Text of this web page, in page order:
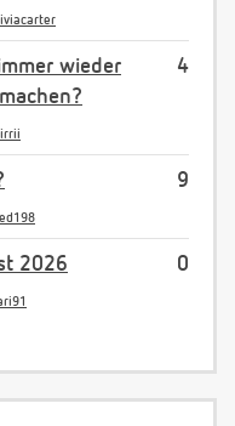
4
wieder
9
0
2026